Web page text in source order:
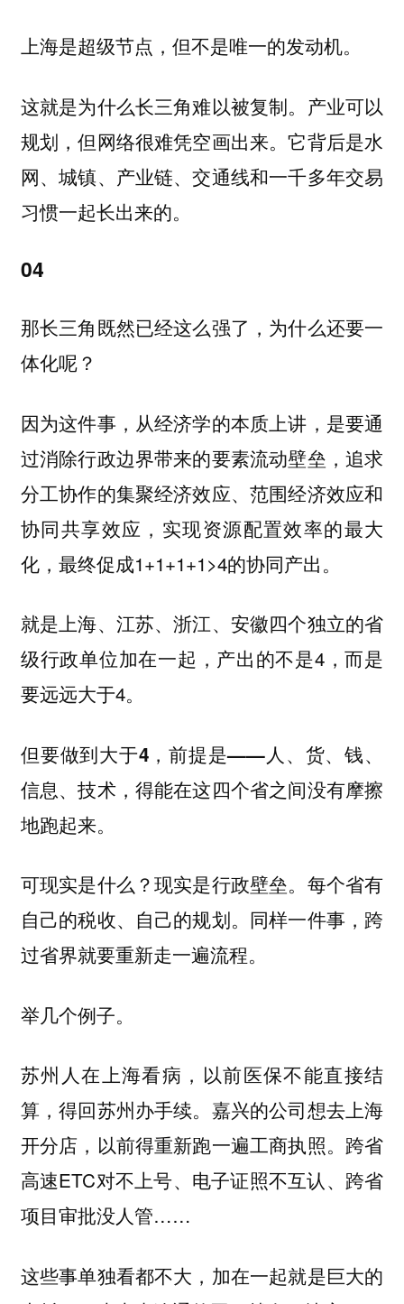
上海是超级节点，但不是唯一的发动机。
这就是为什么长三角难以被复制。产业可以
规划，但网络很难凭空画出来。它背后是水
网、城镇、产业链、交通线和一千多年交易
习惯一起长出来的。
04
那长三角既然已经这么强了，为什么还要一
体化呢？
因为这件事，从经济学的本质上讲，是要通
过消除行政边界带来的要素流动壁垒，追求
分工协作的集聚经济效应、范围经济效应和
协同共享效应，实现资源配置效率的最大
化，最终促成1+1+1+1>4的协同产出。
就是上海、江苏、浙江、安徽四个独立的省
级行政单位加在一起，产出的不是4，而是
要远远大于4。
但要做到大于4，前提是——人、货、钱、
信息、技术，得能在这四个省之间没有摩擦
地跑起来。
可现实是什么？现实是行政壁垒。每个省有
自己的税收、自己的规划。同样一件事，跨
过省界就要重新走一遍流程。
举几个例子。
苏州人在上海看病，以前医保不能直接结
算，得回苏州办手续。嘉兴的公司想去上海
开分店，以前得重新跑一遍工商执照。跨省
高速ETC对不上号、电子证照不互认、跨省
项目审批没人管……
这些事单独看都不大，加在一起就是巨大的